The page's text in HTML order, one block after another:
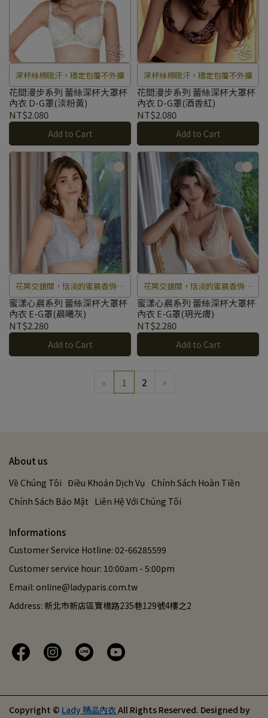
深杯絲棉吸汗，穩定包覆不外擴
花間漫步系列 蕾絲深杯大罩杯
內衣 D-G罩(淡粉黃)
NT$2.080
Add to Cart
深杯絲棉吸汗，穩定包覆不外擴
花間漫步系列 蕾絲深杯大罩杯
內衣 D-G罩(酒香紅)
NT$2.080
Add to Cart
花葉交錯間，恬淡的蜜晨香悄悄
地在空氣中彌漫開來，靜靜等待
花開曙光。
蜜漾心晨系列 蕾絲深杯大罩杯
內衣 E-G罩(晨曦灰)
NT$2.280
Add to Cart
花葉交錯間，恬淡的蜜晨香悄悄
地在空氣中彌漫開來，靜靜等待
花開曙光。
蜜漾心晨系列 蕾絲深杯大罩杯
內衣 E-G罩(玥光膚)
NT$2.280
Add to Cart
« 1 2 »
About us
Về Chúng Tôi Điều Khoản Dịch Vụ Chính Sách Hoàn Tiền
Chính Sách Bảo Mật Liên Hệ Với Chúng Tôi
Informations
Customer Service Hotline: 02-66285599
Customer service hour: 10:00am - 5:00pm
Email: online@ladyparis.com.tw
Address: 新北市新店區寶橋路235巷129號4樓之2
Copyright © Lady 精品內衣All Rights Reserved. Designed by